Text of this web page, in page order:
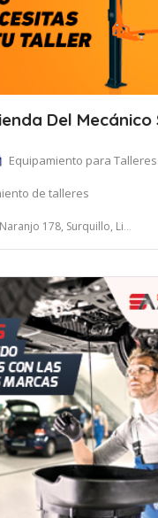
Del Mecánico
Equipamiento para Talleres
de talleres
178, Surquillo, Lima, Perú